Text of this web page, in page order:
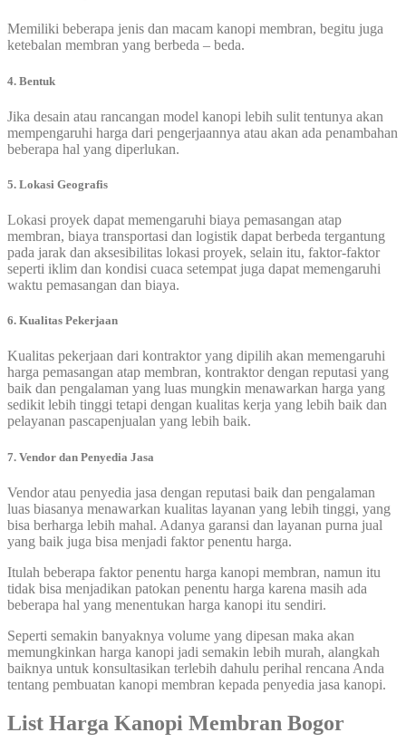
Memiliki beberapa jenis dan macam kanopi membran, begitu juga
ketebalan membran yang berbeda – beda.
4. Bentuk
Jika desain atau rancangan model kanopi lebih sulit tentunya akan
mempengaruhi harga dari pengerjaannya atau akan ada penambahan
beberapa hal yang diperlukan.
5. Lokasi Geografis
Lokasi proyek dapat memengaruhi biaya pemasangan atap
membran, biaya transportasi dan logistik dapat berbeda tergantung
pada jarak dan aksesibilitas lokasi proyek, selain itu, faktor-faktor
seperti iklim dan kondisi cuaca setempat juga dapat memengaruhi
waktu pemasangan dan biaya.
6. Kualitas Pekerjaan
Kualitas pekerjaan dari kontraktor yang dipilih akan memengaruhi
harga pemasangan atap membran, kontraktor dengan reputasi yang
baik dan pengalaman yang luas mungkin menawarkan harga yang
sedikit lebih tinggi tetapi dengan kualitas kerja yang lebih baik dan
pelayanan pascapenjualan yang lebih baik.
7. Vendor dan Penyedia Jasa
Vendor atau penyedia jasa dengan reputasi baik dan pengalaman
luas biasanya menawarkan kualitas layanan yang lebih tinggi, yang
bisa berharga lebih mahal. Adanya garansi dan layanan purna jual
yang baik juga bisa menjadi faktor penentu harga.
Itulah beberapa faktor penentu harga kanopi membran, namun itu
tidak bisa menjadikan patokan penentu harga karena masih ada
beberapa hal yang menentukan harga kanopi itu sendiri.
Seperti semakin banyaknya volume yang dipesan maka akan
memungkinkan harga kanopi jadi semakin lebih murah, alangkah
baiknya untuk konsultasikan terlebih dahulu perihal rencana Anda
tentang pembuatan kanopi membran kepada penyedia jasa kanopi.
List Harga Kanopi Membran Bogor